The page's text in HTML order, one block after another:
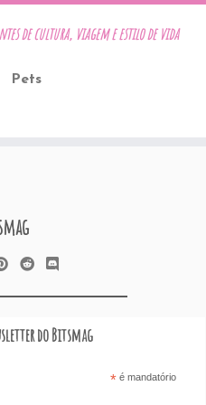
de cultura, viagem e estilo de vida
Pets
do Bitsmag
*é mandatório